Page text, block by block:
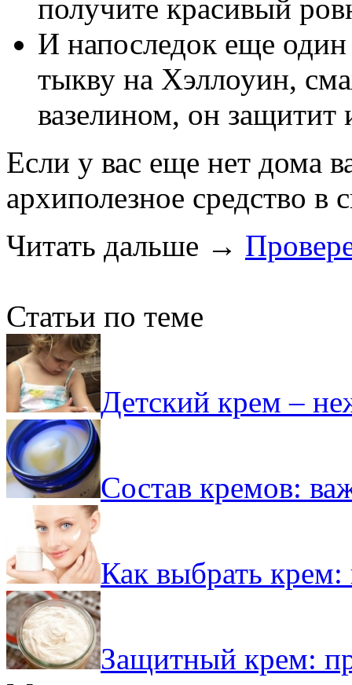
получите красивый
И напоследок еще один
тыкву на Хэллоуин,
вазелином, он
Если у вас еще нет дома
архиполезное средство
Читать дальше →
Статьи по теме
Детский крем –
Состав кремов:
Как выбрать крем:
Защитный крем: